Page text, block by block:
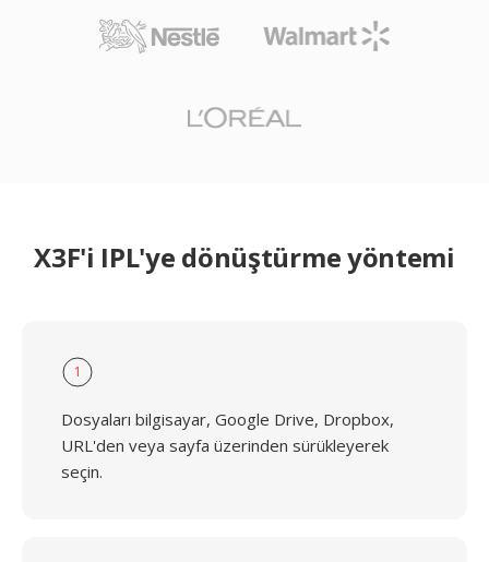
X3F'i IPL'ye dönüştürme yöntemi
1
Dosyaları bilgisayar, Google Drive, Dropbox,
URL'den veya sayfa üzerinden sürükleyerek
seçin.